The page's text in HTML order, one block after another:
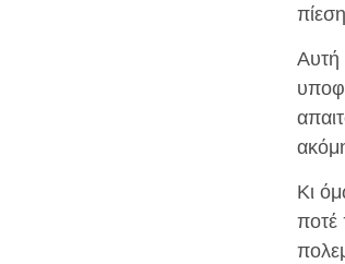
Αυτή
Κι
ποτέ